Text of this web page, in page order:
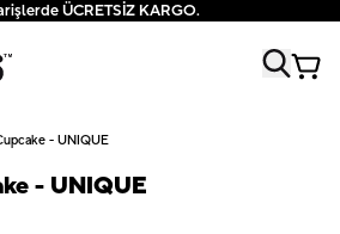
ÜCRETSİZ KARGO.
- UNIQUE
- UNIQUE